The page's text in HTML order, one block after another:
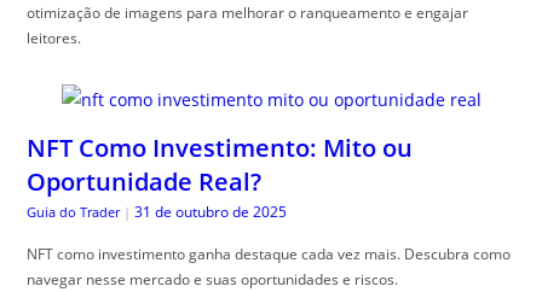
otimização de imagens para melhorar o ranqueamento e engajar
leitores.
NFT Como Investimento: Mito ou
Oportunidade Real?
Guia do Trader | 31 de outubro de 2025
NFT como investimento ganha destaque cada vez mais. Descubra como
navegar nesse mercado e suas oportunidades e riscos.